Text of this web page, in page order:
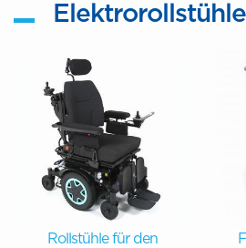
Elektrorollstühle
Rollstühle für den